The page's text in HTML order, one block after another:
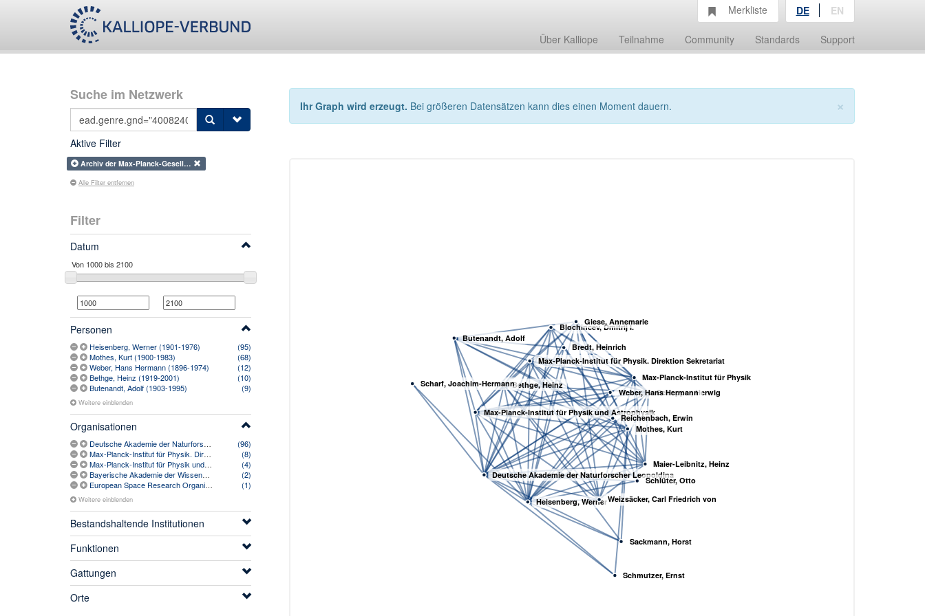
Über Kalliope Teilnahme Community Standards Support
Merkliste DE EN
Suche im Netzwerk
Aktive Filter
Archiv der Max-Planck-Gesell…
Alle Filter entfernen
Filter
Datum
Personen
Heisenberg, Werner (1901-1976)
(95)
Mothes, Kurt (1900-1983)
(68)
Weber, Hans Hermann (1896-1974)
(12)
Bethge, Heinz (1919-2001)
(10)
Butenandt, Adolf (1903-1995)
(9)
Weitere einblenden
Organisationen
Deutsche Akademie der Naturforscher Leopoldina (1952-)
(96)
Max-Planck-Institut für Physik. Direktion. Sekretariat
(8)
Max-Planck-Institut für Physik und Astrophysik (1958-1991)
(4)
Bayerische Akademie der Wissenschaften (1759-)
(2)
European Space Research Organization (1962-1975)
(1)
Weitere einblenden
Bestandshaltende Institutionen
Funktionen
Gattungen
Orte
×
Ihr Graph wird erzeugt. Bei größeren Datensätzen kann dies einen Moment dauern.
Bethge, Heinz
Max-Planck-Institut für Physik. Direktion Sekretariat
Schopper, Herwig
Max-Planck-Institut für Physik und Astrophysik
Blochincev, Dmitrij I.
Giese, Annemarie
Schmutzer, Ernst
Sackmann, Horst
Max-Planck-Institut für Physik
Butenandt, Adolf
Deutsche Akademie der Naturforscher Leopoldina
Weber, Hans Hermann
Reichenbach, Erwin
Heisenberg, Werner
Bredt, Heinrich
Weizsäcker, Carl Friedrich von
Maier-Leibnitz, Heinz
Scharf, Joachim-Hermann
Schlüter, Otto
Mothes, Kurt